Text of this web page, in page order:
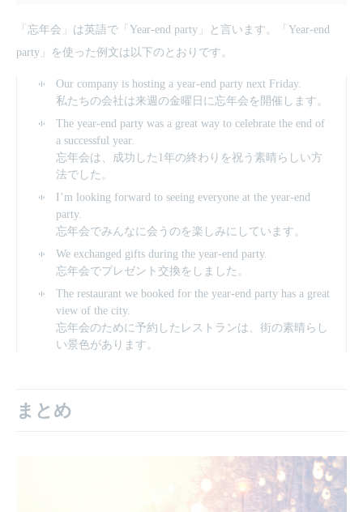
「忘年会」は英語で「Year-end party」と言います。「Year-end
party」を使った例文は以下のとおりです。
Our company is hosting a year-end party next Friday.
私たちの会社は来週の金曜日に忘年会を開催します。
The year-end party was a great way to celebrate the end of
a successful year.
忘年会は、成功した1年の終わりを祝う素晴らしい方
法でした。
I’m looking forward to seeing everyone at the year-end
party.
忘年会でみんなに会うのを楽しみにしています。
We exchanged gifts during the year-end party.
忘年会でプレゼント交換をしました。
The restaurant we booked for the year-end party has a great
view of the city.
忘年会のために予約したレストランは、街の素晴らし
い景色があります。
まとめ